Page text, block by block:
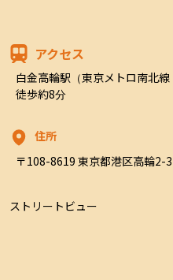
アクセス
白金高輪駅（東京メトロ南北
徒歩約8分
住所
〒108-8619 東京都港区高輪2-
ストリートビュー